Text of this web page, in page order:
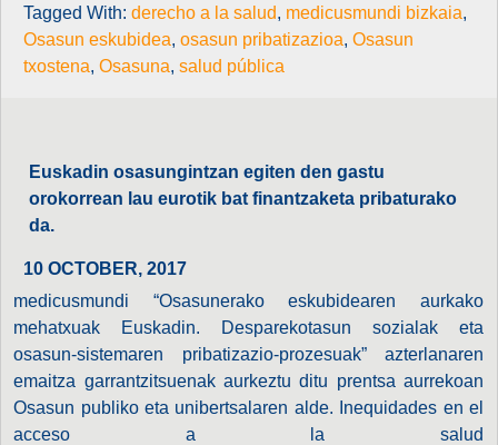
Tagged With: derecho a la salud, medicusmundi bizkaia,
Osasun eskubidea, osasun pribatizazioa, Osasun
txostena, Osasuna, salud pública
Euskadin osasungintzan egiten den gastu
orokorrean lau eurotik bat finantzaketa pribaturako
da.
10 OCTOBER, 2017
medicusmundi “Osasunerako eskubidearen aurkako
mehatxuak Euskadin. Desparekotasun sozialak eta
osasun-sistemaren pribatizazio-prozesuak” azterlanaren
emaitza garrantzitsuenak aurkeztu ditu prentsa aurrekoan
Osasun publiko eta unibertsalaren alde. Inequidades en el
acceso a la salud